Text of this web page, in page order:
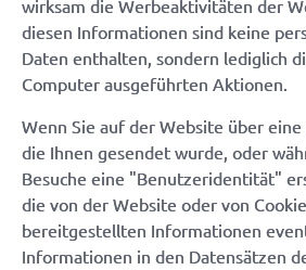
wirksam die Werbeaktivitäten der
diesen Informationen sind keine
Daten enthalten, sondern lediglich
Computer ausgeführten Aktionen.
Wenn Sie auf der Website über
die Ihnen gesendet wurde, oder
Besuche eine "Benutzeridentität"
die von der Website oder von
bereitgestellten Informationen
Informationen in den Datensätzen